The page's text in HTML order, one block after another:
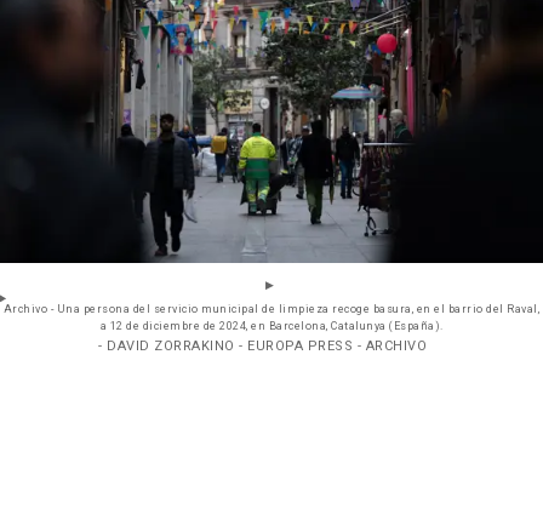
Archivo - Una persona del servicio municipal de limpieza recoge basura, en el barrio del Raval,
a 12 de diciembre de 2024, en Barcelona, Catalunya (España).
- DAVID ZORRAKINO - EUROPA PRESS - ARCHIVO